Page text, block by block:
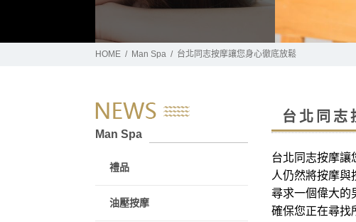
HOME Man Spa 台北同志按摩讓您身心徹底放鬆
台北同志
台北同志按摩讓
人仍然將按摩與
尋求一個偉大的
確保您正在尋找
Man Spa
禮品
油壓按摩